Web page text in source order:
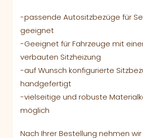
-passende Autositzbezüge für
geeignet
-Geeignet für Fahrzeuge mit
verbauten Sitzheizung
-auf Wunsch konfigurierte
handgefertigt
-vielseitige und robuste
möglich
Nach Ihrer Bestellung nehmen